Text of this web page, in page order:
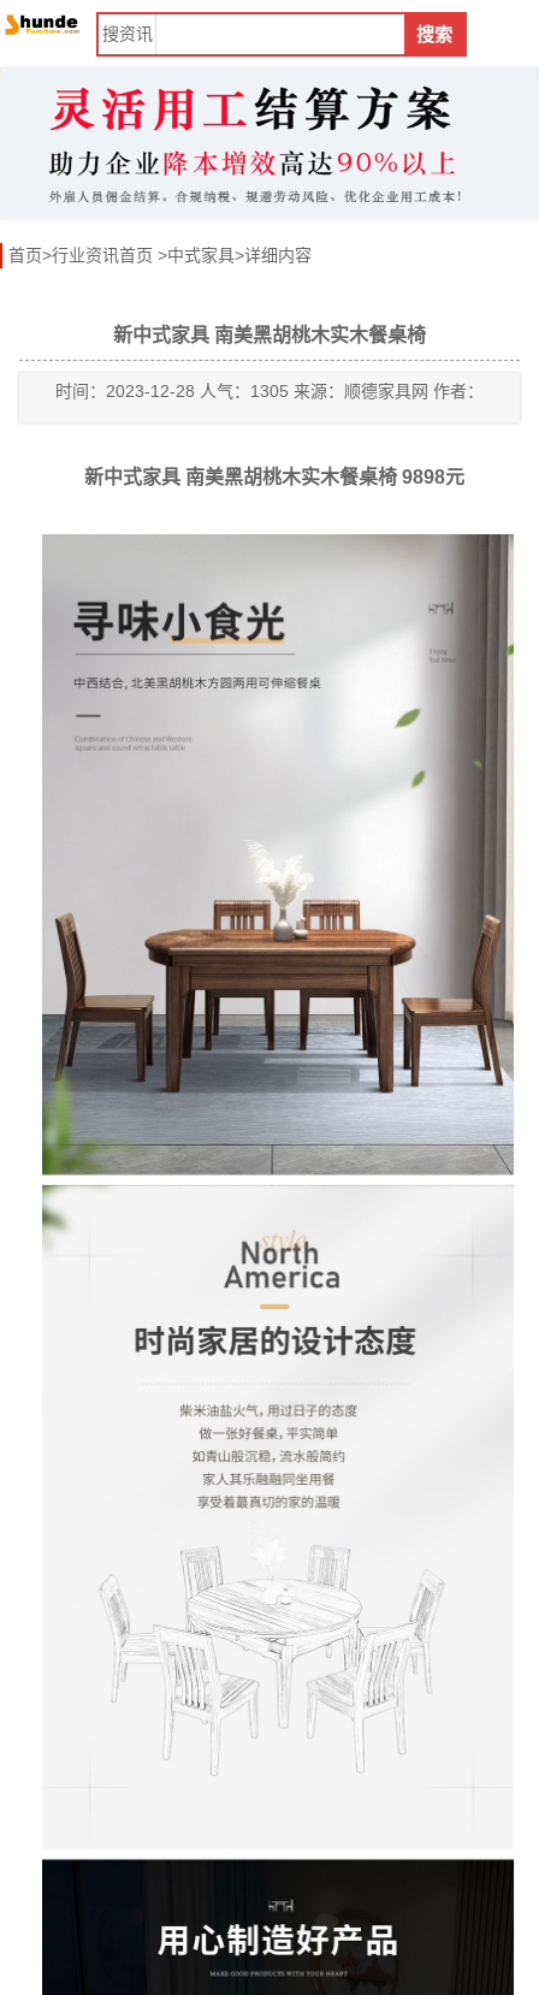
搜资讯 搜索
首页>行业资讯首页 >中式家具>详细内容
新中式家具 南美黑胡桃木实木餐桌椅
时间：2023-12-28 人气：1305 来源：顺德家具网 作者：
新中式家具 南美黑胡桃木实木餐桌椅 9898元